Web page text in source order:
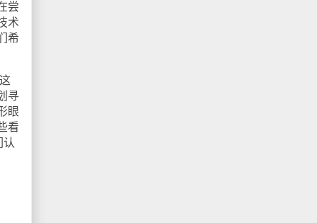
尝
术
希
寻
眼
看
认